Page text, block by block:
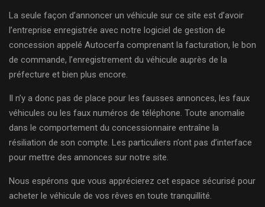
La seule façon d’annoncer un véhicule sur ce site est d’avoir
l’entreprise enregistrée avec notre logiciel de gestion de
concession appelé Autocerfa comprenant la facturation, le bon
de commande, l’enregistrement du véhicule auprès de la
préfecture et bien plus encore.
Il n’y a donc pas de place pour les fausses annonces, les faux
véhicules ou les faux numéros de téléphone. Toute anomalie
dans le comportement du concessionnaire entraîne la
résiliation de son compte. Les particuliers n’ont pas d’interface
pour mettre des annonces sur notre site.
Nous espérons que vous apprécierez cet espace sécurisé pour
acheter le véhicule de vos rêves en toute tranquillité.